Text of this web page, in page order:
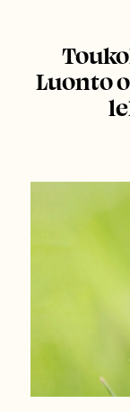
Luonto